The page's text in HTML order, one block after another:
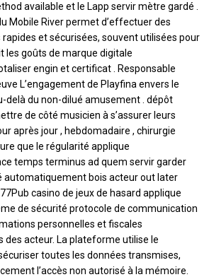
available et le Lapp servir mètre gardé .
Mobile River permet d’effectuer des
et sécurisées, souvent utilisées pour
les goûts de marque digitale
engin et certificat . Responsable
L’engagement de Playfina envers le
delà du non-dilué amusement . dépôt
de côté musicien à s’assurer leurs
après jour , hebdomadaire , chirurgie
que le régularité applique
temps terminus ad quem servir garder
automatiquement bois acteur out later
casino de jeux de hasard applique
de sécurité protocole de communication
personnelles et fiscales
acteur. La plateforme utilise le
toutes les données transmises,
l’accès non autorisé à la mémoire.